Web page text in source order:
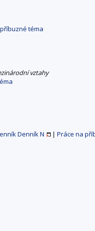
téma
vztahy
Denník N
| Práce na